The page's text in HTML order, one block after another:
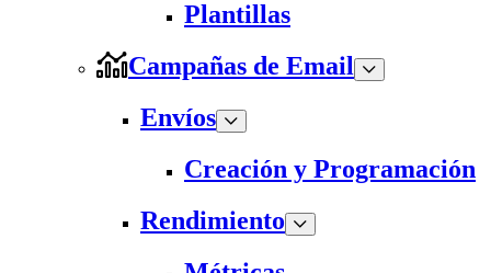
Plantillas
Campañas de Email
Envíos
Creación y Programación
Rendimiento